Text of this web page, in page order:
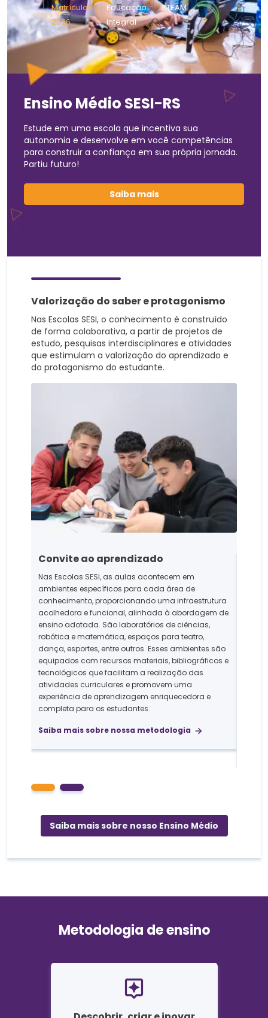
Matrículas
2026
Educação
Integral
STEAM
Ensino Médio SESI-RS
Estude em uma escola que incentiva sua
autonomia e desenvolve em você competências
para construir a confiança em sua própria jornada.
Partiu futuro!
Saiba mais
Valorização do saber e protagonismo
Nas Escolas SESI, o conhecimento é construído
de forma colaborativa, a partir de projetos de
estudo, pesquisas interdisciplinares e atividades
que estimulam a valorização do aprendizado e
do protagonismo do estudante.
Convite ao aprendizado
Nas Escolas SESI, as aulas acontecem em
ambientes específicos para cada área de
conhecimento, proporcionando uma infraestrutura
acolhedora e funcional, alinhada à abordagem de
ensino adotada. São laboratórios de ciências,
robótica e matemática, espaços para teatro,
dança, esportes, entre outros. Esses ambientes são
equipados com recursos materiais, bibliográficos e
tecnológicos que facilitam a realização das
atividades curriculares e promovem uma
experiência de aprendizagem enriquecedora e
completa para os estudantes.
Saiba mais sobre nossa metodologia
Saiba mais sobre nosso Ensino Médio
Metodologia de ensino